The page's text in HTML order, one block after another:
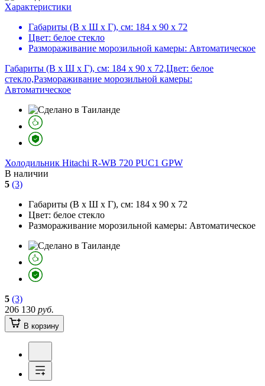
Характеристики
Габариты (В х Ш х Г), см: 184 х 90 х 72
Цвет: белое стекло
Размораживание морозильной камеры: Автоматическое
Габариты (В х Ш х Г), см: 184 х 90 х 72,Цвет: белое
стекло,Размораживание морозильной камеры:
Автоматическое
Холодильник Hitachi R-WB 720 PUC1 GPW
В наличии
5 (3)
Габариты (В х Ш х Г), см: 184 х 90 х 72
Цвет: белое стекло
Размораживание морозильной камеры: Автоматическое
5 (3)
206 130 руб.
В корзину